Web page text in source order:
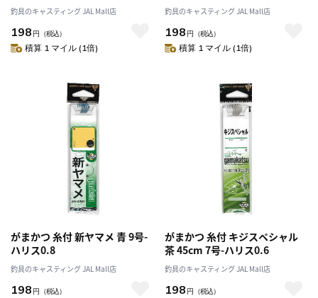
釣具のキャスティング JAL Mall店
198 円 （税込）
積算 1 マイル (1倍)
釣具のキャスティング JAL Mall店
198 円 （税込）
積算 1 マイル (1倍)
がまかつ 糸付 新ヤマメ 青 9号-
ハリス0.8
釣具のキャスティング JAL Mall店
198 円 （税込）
がまかつ 糸付 キジスペシャル
茶 45cm 7号-ハリス0.6
釣具のキャスティング JAL Mall店
198 円 （税込）